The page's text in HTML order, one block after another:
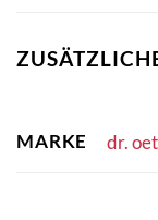
MARKE dr.